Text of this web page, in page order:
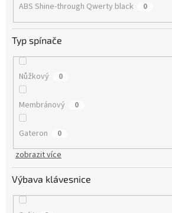
ABS Shine-through Qwerty black 0
Typ spínače
Nůžkový 0
Membránový 0
Gateron 0
zobrazit více
Výbava klávesnice